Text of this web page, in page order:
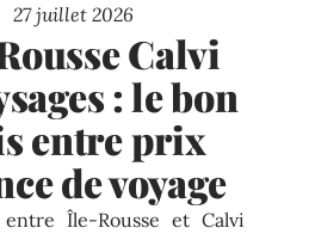
27 juillet 2026
Calvi
: le bon
entre prix
de voyage
Île-Rousse et Calvi